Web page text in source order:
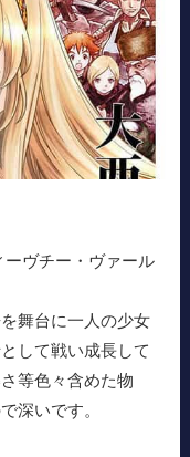
ヴチー・ヴァール
舞台に一人の少女
して戦い成長して
等色々含めた物
深いです。